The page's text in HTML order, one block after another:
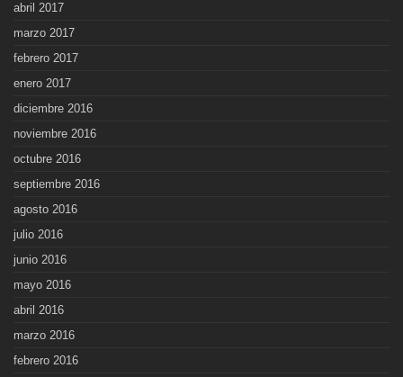
abril 2017
marzo 2017
febrero 2017
enero 2017
diciembre 2016
noviembre 2016
octubre 2016
septiembre 2016
agosto 2016
julio 2016
junio 2016
mayo 2016
abril 2016
marzo 2016
febrero 2016